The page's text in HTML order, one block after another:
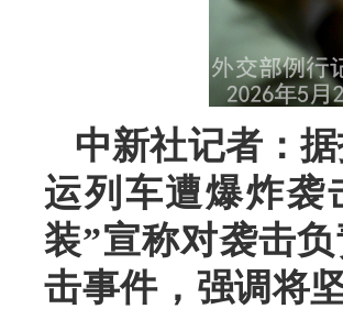
中新社记者：
运列车遭爆炸袭
装”宣称对袭击
击事件，强调将